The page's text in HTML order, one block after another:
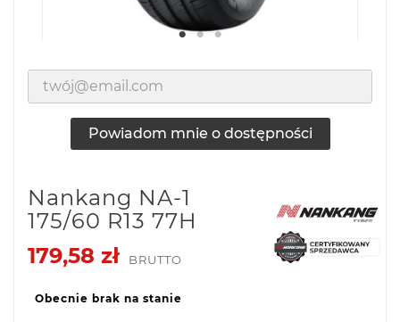
Powiadom mnie o dostępności
Nankang NA-1
175/60 R13 77H
179,58 zł
BRUTTO
Obecnie brak na stanie